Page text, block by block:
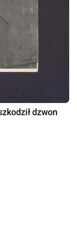
dzwon